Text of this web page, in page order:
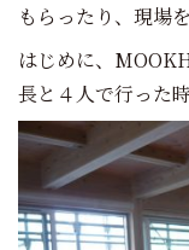
もらったり、現場
はじめに、
長と４人で行った